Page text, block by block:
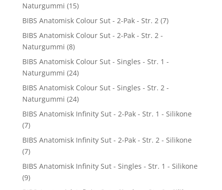
Naturgummi (15)
BIBS Anatomisk Colour Sut - 2-Pak - Str. 2 (7)
BIBS Anatomisk Colour Sut - 2-Pak - Str. 2 -
Naturgummi (8)
BIBS Anatomisk Colour Sut - Singles - Str. 1 -
Naturgummi (24)
BIBS Anatomisk Colour Sut - Singles - Str. 2 -
Naturgummi (24)
BIBS Anatomisk Infinity Sut - 2-Pak - Str. 1 - Silikone
(7)
BIBS Anatomisk Infinity Sut - 2-Pak - Str. 2 - Silikone
(7)
BIBS Anatomisk Infinity Sut - Singles - Str. 1 - Silikone
(9)